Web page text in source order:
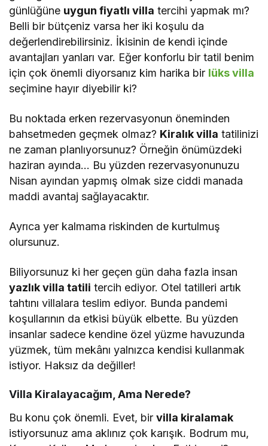
günlüğüne uygun fiyatlı villa tercihi yapmak mı?
Belli bir bütçeniz varsa her iki koşulu da
değerlendirebilirsiniz. İkisinin de kendi içinde
avantajları yanları var. Eğer konforlu bir tatil benim
için çok önemli diyorsanız kim harika bir lüks villa
seçimine hayır diyebilir ki?
Bu noktada erken rezervasyonun öneminden
bahsetmeden geçmek olmaz? Kiralık villa tatilinizi
ne zaman planlıyorsunuz? Örneğin önümüzdeki
haziran ayında… Bu yüzden rezervasyonunuzu
Nisan ayından yapmış olmak size ciddi manada
maddi avantaj sağlayacaktır.
Ayrıca yer kalmama riskinden de kurtulmuş
olursunuz.
Biliyorsunuz ki her geçen gün daha fazla insan
yazlık villa tatili tercih ediyor. Otel tatilleri artık
tahtını villalara teslim ediyor. Bunda pandemi
koşullarının da etkisi büyük elbette. Bu yüzden
insanlar sadece kendine özel yüzme havuzunda
yüzmek, tüm mekânı yalnızca kendisi kullanmak
istiyor. Haksız da değiller!
Villa Kiralayacağım, Ama Nerede?
Bu konu çok önemli. Evet, birvilla kiralamak
istiyorsunuz ama aklınız çok karışık. Bodrum mu,